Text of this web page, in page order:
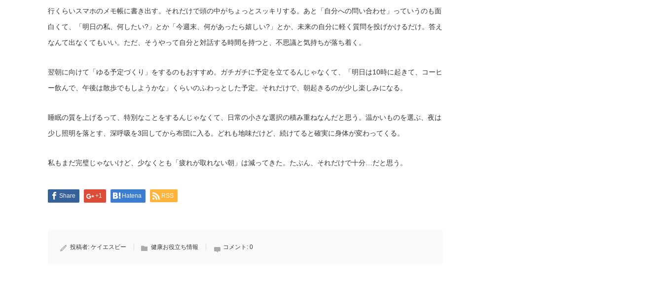
行くらいスマホのメモ帳に書き出す。それだけで頭の中がちょっとスッキリする。あと「自分への問い合わせ」っていうのも面
白くて、「明日の私、何したい?」とか「今週末、何があったら嬉しい?」とか、未来の自分に軽く質問を投げかけるだけ。答え
なんて出なくてもいい。ただ、そうやって自分と対話する時間を持つと、不思議と気持ちが落ち着く。
翌朝に向けて「ゆる予定づくり」をするのもおすすめ。ガチガチに予定を立てるんじゃなくて、「明日は10時に起きて、コーヒ
ー飲んで、午後は散歩でもしようかな」くらいのふわっとした予定。それだけで、朝起きるのが少し楽しみになる。
睡眠の質を上げるって、特別なことをするんじゃなくて、日常の小さな選択の積み重ねなんだと思う。温かいものを選ぶ、夜は
少し照明を落とす、深呼吸を3回してから布団に入る。どれも地味だけど、続けてると確実に身体が変わってくる。
私もまだ完璧じゃないけど、少なくとも「疲れが取れない朝」は減ってきた。たぶん、それだけで十分…だと思う。
Share +1 Hatena RSS
投稿者: ケイエスビー 健康お役立ち情報 コメント: 0